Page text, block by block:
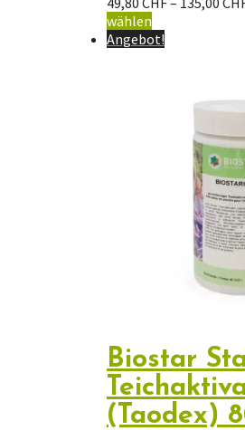
wählen
Produkt
Optionen
können
Produktseite
gewählt
werden
Angebot!
Biostar
(Taodex)